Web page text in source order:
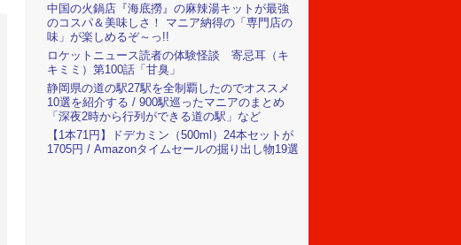
中国の火鍋店『海底撈』の麻辣湯キットが最強
のコスパ＆美味しさ！ マニア納得の「専門店の
味」が楽しめるぞ～っ!!
ロケットニュース読者の体験怪談 寄忌耳（キ
キミミ）第100話「甘臭」
静岡県の道の駅27駅を全制覇したのでオススメ
10選を紹介する / 900駅巡ったマニアのまとめ
「深夜2時から行列ができる道の駅」など
【1本71円】ドデカミン（500ml）24本セットが
1705円 / Amazonタイムセールの掘り出し物19選